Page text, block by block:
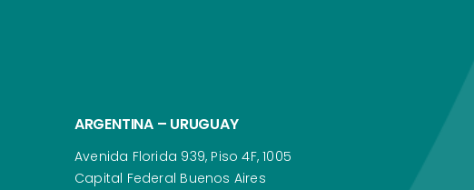
ARGENTINA – URUGUAY
Avenida Florida 939, Piso 4F, 1005
Capital Federal Buenos Aires